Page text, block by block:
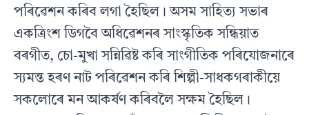
পৰিৱেশন কৰিব লগা হৈছিল। অসম সাহিত‍্য সভাৰ
একত্ৰিংশ ডিগবৈ অধিৱেশনৰ সাংস্কৃতিক সন্ধিয়াত
বৰগীত, চো-মুখা সন্নিৱিষ্ট কৰি সাংগীতিক পৰিযোজনাৰে
স‍্যমন্ত হৰণ নাট পৰিৱেশন কৰি শিল্পী-সাধকগৰাকীয়ে
সকলোৰে মন আকৰ্ষণ কৰিবলৈ সক্ষম হৈছিল।